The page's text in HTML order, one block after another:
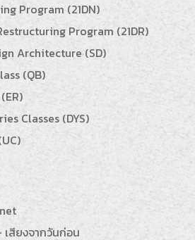
Program (21DN)
Program (21DR)
Architecture (SD)
(QB)
Classes (DYS)
สียงจากวันก่อน